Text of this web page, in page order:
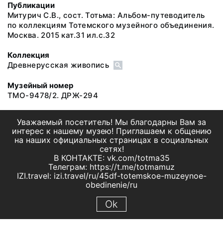
Публикации
Митурич С.В., сост. Тотьма: Альбом-путеводитель
по коллекциям Тотемского музейного объединения.
Москва. 2015 кат.31 ил.с.32
Коллекция
Древнерусская живопись
Музейный номер
ТМО-9478/2. ДРЖ-294
Уважаемый посетитель! Мы благодарны Вам за
интерес к нашему музею! Приглашаем к общению
на наших официальных страницах в социальных
сетях!
В КОНТАКТЕ: vk.com/totma35
Телеграм: https://t.me/totmamuz
IZI.travel: izi.travel/ru/45df-totemskoe-muzeynoe-
obedinenie/ru
Ok